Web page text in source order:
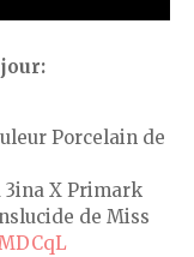
Porcelain de
3ina X Primark
de Miss